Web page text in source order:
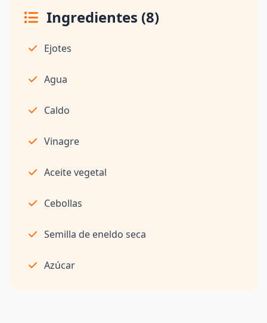
Ingredientes (8)
Ejotes
Agua
Caldo
Vinagre
Aceite vegetal
Cebollas
Semilla de eneldo seca
Azúcar